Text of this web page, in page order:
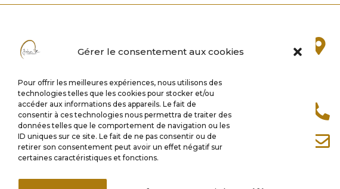
Gérer le consentement aux cookies
Pour offrir les meilleures expériences, nous utilisons des
technologies telles que les cookies pour stocker et/ou
accéder aux informations des appareils. Le fait de
consentir à ces technologies nous permettra de traiter des
données telles que le comportement de navigation ou les
ID uniques sur ce site. Le fait de ne pas consentir ou de
retirer son consentement peut avoir un effet négatif sur
certaines caractéristiques et fonctions.


